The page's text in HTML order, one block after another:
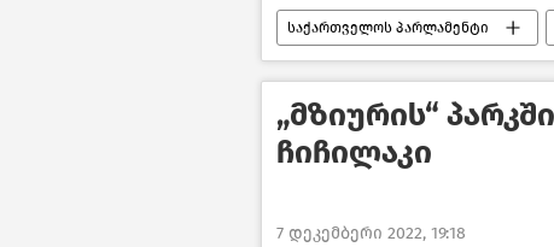
საქართველოს პარლამენტი
„მზიურის“
ჩიჩილაკი
7 დეკემბერი 2022, 19:18